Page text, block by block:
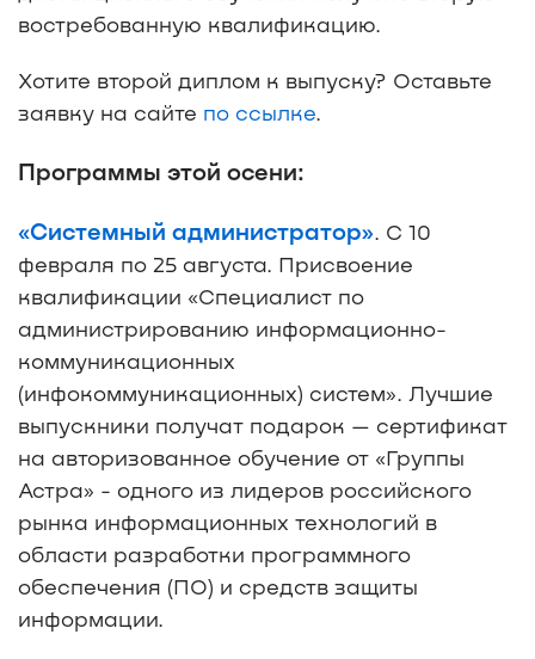
востребованную квалификацию.
Хотите второй диплом к выпуску? Оставьте
заявку на сайте по ссылке.
Программы этой осени:
«Системный администратор». С 10
февраля по 25 августа. Присвоение
квалификации «Специалист по
администрированию информационно-
коммуникационных
(инфокоммуникационных) систем». Лучшие
выпускники получат подарок — сертификат
на авторизованное обучение от «Группы
Астра» - одного из лидеров российского
рынка информационных технологий в
области разработки программного
обеспечения (ПО) и средств защиты
информации.